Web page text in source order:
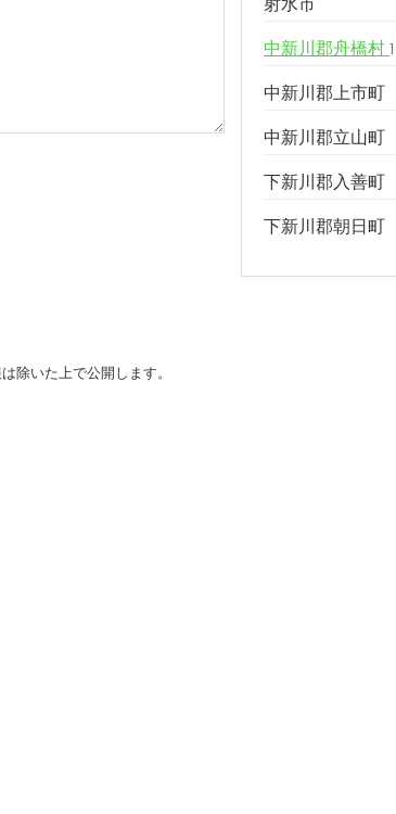
除いた上で公開します。
中新川郡舟橋村
中新川郡上市町
中新川郡立山町
下新川郡入善町
下新川郡朝日町